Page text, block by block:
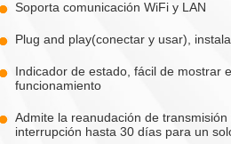
Soporta comunicación WiFi y LAN
Plug and play(conectar y usar),
Indicador de estado, fácil de mostrar
funcionamiento
Admite la reanudación de transmisión
interrupción hasta 30 días para un